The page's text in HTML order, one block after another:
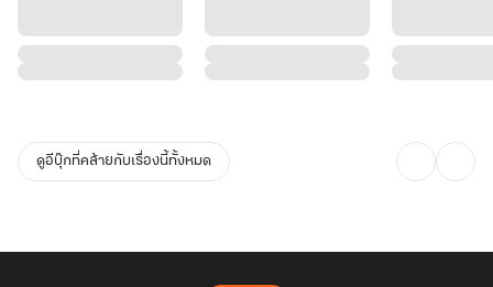
ดูอีบุ๊กที่คล้ายกับเรื่องนี้ทั้งหมด